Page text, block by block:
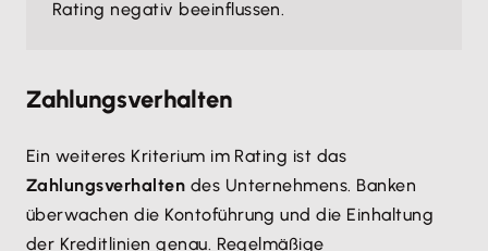
Rating negativ beeinflussen.
Zahlungsverhalten
Ein weiteres Kriterium im Rating ist das
Zahlungsverhalten des Unternehmens. Banken
überwachen die Kontoführung und die Einhaltung
der Kreditlinien genau. Regelmäßige